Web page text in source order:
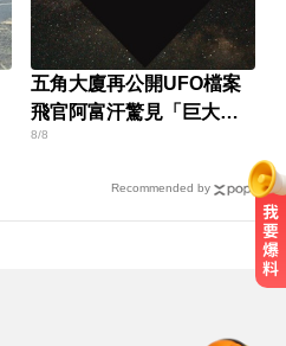
五角大廈再公開UFO檔案
飛官阿富汗驚見「巨大三
角形」
8/8
Recommended by